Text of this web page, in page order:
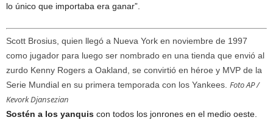
lo único que importaba era ganar”.
Scott Brosius, quien llegó a Nueva York en noviembre de 1997
como jugador para luego ser nombrado en una tienda que envió al
zurdo Kenny Rogers a Oakland, se convirtió en héroe y MVP de la
Serie Mundial en su primera temporada con los Yankees. Foto AP /
Kevork Djansezian
Sostén a los yanquis con todos los jonrones en el medio oeste.